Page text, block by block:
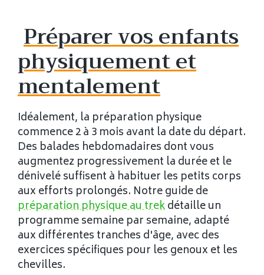
Préparer vos enfants
physiquement et
mentalement
Idéalement, la préparation physique
commence 2 à 3 mois avant la date du départ.
Des balades hebdomadaires dont vous
augmentez progressivement la durée et le
dénivelé suffisent à habituer les petits corps
aux efforts prolongés. Notre guide de
préparation physique au trekdétaille un
programme semaine par semaine, adapté
aux différentes tranches d'âge, avec des
exercices spécifiques pour les genoux et les
chevilles.